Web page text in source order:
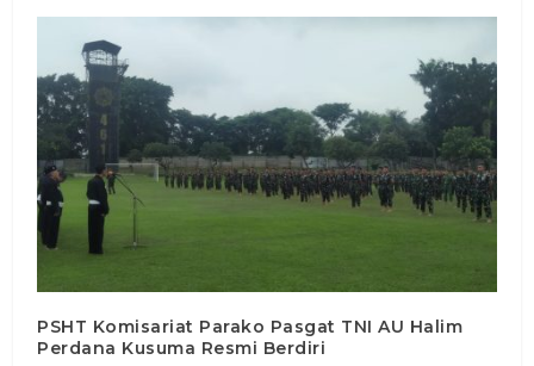
PSHT Komisariat Parako Pasgat TNI AU Halim
Perdana Kusuma Resmi Berdiri